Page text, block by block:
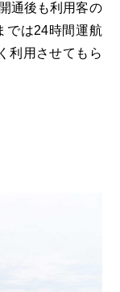
通後も利用客の
では24時間運航
利用させてもら